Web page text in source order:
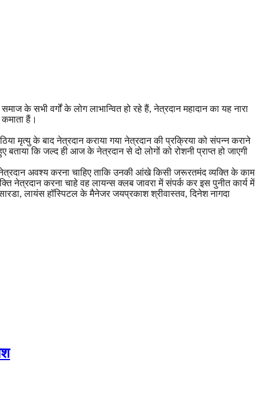
सभी वर्गों के लोग लाभान्वित हो रहे हैं, नेत्रदान महादान का यह नारा
हैं।
मृत्यु के बाद नेत्रदान कराया गया नेत्रदान की प्रक्रिया को संपन्न कराने
कि जल्द ही आज के नेत्रदान से दो लोगों को रोशनी प्राप्त हो जाएगी
अवश्य करना चाहिए ताकि उनकी आंखे किसी जरूरतमंद व्यक्ति के काम
नेत्रदान करना चाहे वह लायन्स क्लब जावरा में संपर्क कर इस पुनीत कार्य में
लायंस हॉस्पिटल के मैनेजर जयप्रकाश श्रीवास्तव, दिनेश नागदा